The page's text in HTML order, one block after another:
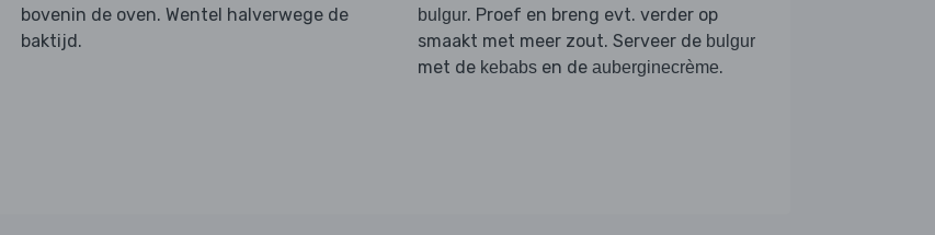
bovenin de oven. Wentel halverwege de
baktijd.
bulgur. Proef en breng evt. verder op
smaakt met meer zout. Serveer de bulgur
met de kebabs en de auberginecrème.